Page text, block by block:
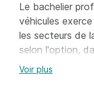
Le bachelier
véhicules
les secteurs de
selon l'option,
particulières,
Voir plus